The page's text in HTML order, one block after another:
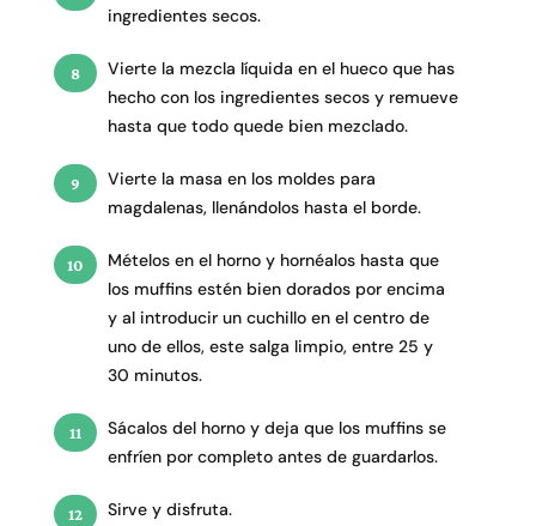
ingredientes secos.
Vierte la mezcla líquida en el hueco que has
hecho con los ingredientes secos y remueve
hasta que todo quede bien mezclado.
Vierte la masa en los moldes para
magdalenas, llenándolos hasta el borde.
Mételos en el horno y hornéalos hasta que
los muffins estén bien dorados por encima
y al introducir un cuchillo en el centro de
uno de ellos, este salga limpio, entre 25 y
30 minutos.
Sácalos del horno y deja que los muffins se
enfríen por completo antes de guardarlos.
Sirve y disfruta.